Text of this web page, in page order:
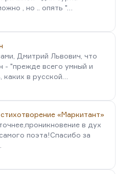
, но .. опять "…
Дмитрий Львович, что
- "прежде всего умный и
каких в русской…
«Маркитант»
в дух
поэта!Спасибо за